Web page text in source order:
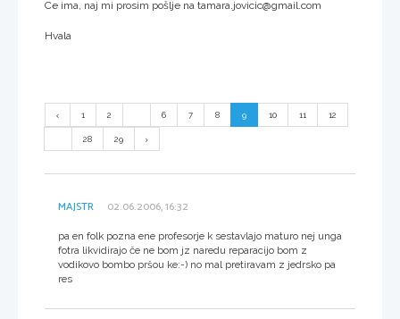
Ce ima, naj mi prosim pošlje na tamara.jovicic@gmail.com
Hvala
1 2 6 7 8 9 10 11 12
28 29
MAJSTR 02.06.2006, 16:32
pa en folk pozna ene profesorje k sestavlajo maturo nej unga
fotra likvidirajo če ne bom jz naredu reparacijo bom z
vodikovo bombo pršou ke:-) no mal pretiravam z jedrsko pa
res